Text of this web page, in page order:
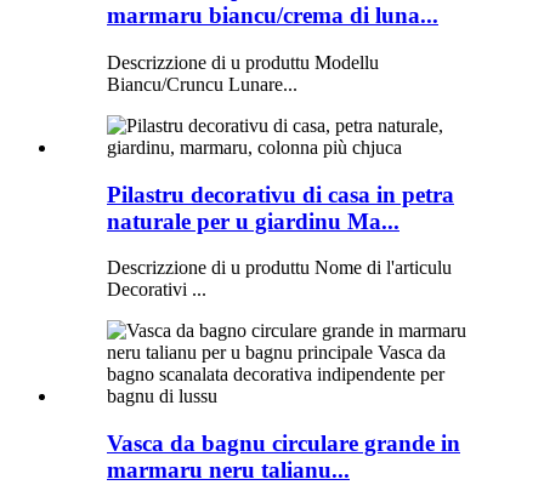
marmaru biancu/crema di luna...
Descrizzione di u produttu Modellu
Biancu/Cruncu Lunare...
Pilastru decorativu di casa in petra
naturale per u giardinu Ma...
Descrizzione di u produttu Nome di l'articulu
Decorativi ...
Vasca da bagnu circulare grande in
marmaru neru talianu...